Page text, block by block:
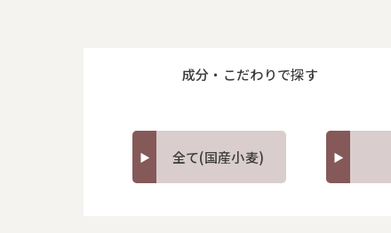
成分・ こだわりで探す
全て(国産小麦)